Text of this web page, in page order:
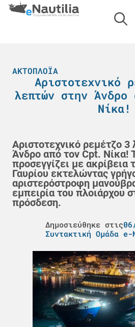
ΑΚΤΟΠΛΟΪΑ
Αριστοτεχνικό
λεπτών στην
Νίκα!
Αριστοτεχνικό ρεμέτζο
Άνδρο από τον Cpt. Νίκα!
προσεγγίζει με ακρίβεια
Γαυρίου εκτελώντας
αριστερόστροφη
εμπειρία του πλοιάρχου
πρόσδεση.
Δημοσιεύθηκε στις
Συντακτική Ομάδα